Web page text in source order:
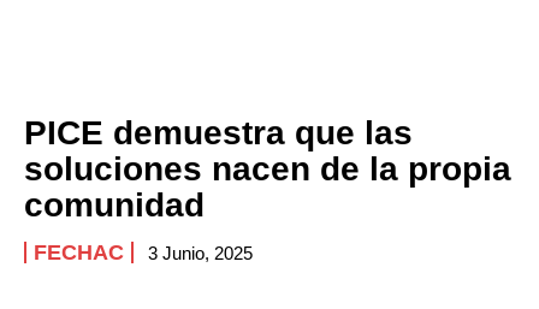
NEWSLETTER
PICE demuestra que las
soluciones nacen de la propia
comunidad
FECHAC 3 Junio, 2025